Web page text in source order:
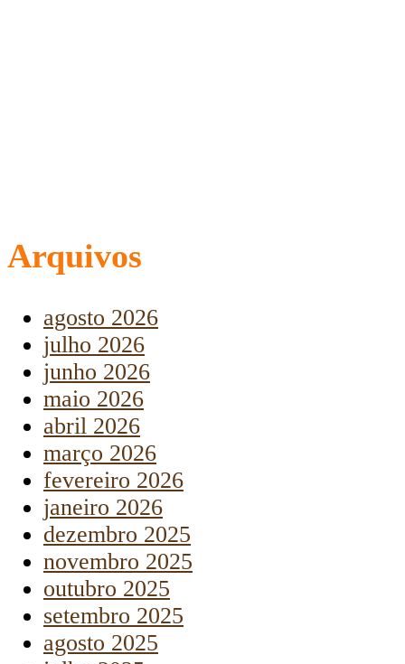
Arquivos
agosto 2026
julho 2026
junho 2026
maio 2026
abril 2026
março 2026
fevereiro 2026
janeiro 2026
dezembro 2025
novembro 2025
outubro 2025
setembro 2025
agosto 2025